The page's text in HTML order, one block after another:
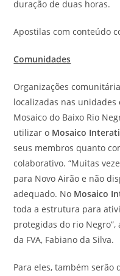
duração de duas horas.
Apostilas com conteúdo
Comunidades
Organizações
localizadas nas unidades
Mosaico do Baixo Rio
utilizar o Mosaico
seus membros quanto
colaborativo. “Muitas
para Novo Airão e não
adequado. No Mosaico
toda a estrutura para
protegidas do rio
da FVA, Fabiano da Silva.
Para eles, também